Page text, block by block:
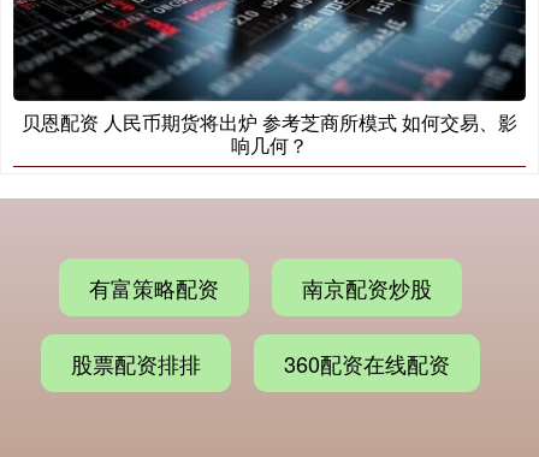
贝恩配资 人民币期货将出炉 参考芝商所模式 如何交易、影
响几何？
有富策略配资 南京配资炒股
股票配资排排 360配资在线配资